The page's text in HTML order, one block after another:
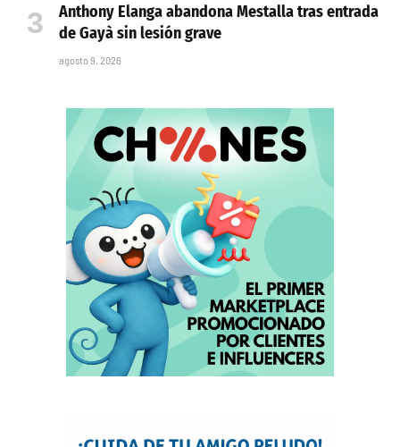
Anthony Elanga abandona Mestalla tras entrada
de Gayà sin lesión grave
agosto 9, 2026